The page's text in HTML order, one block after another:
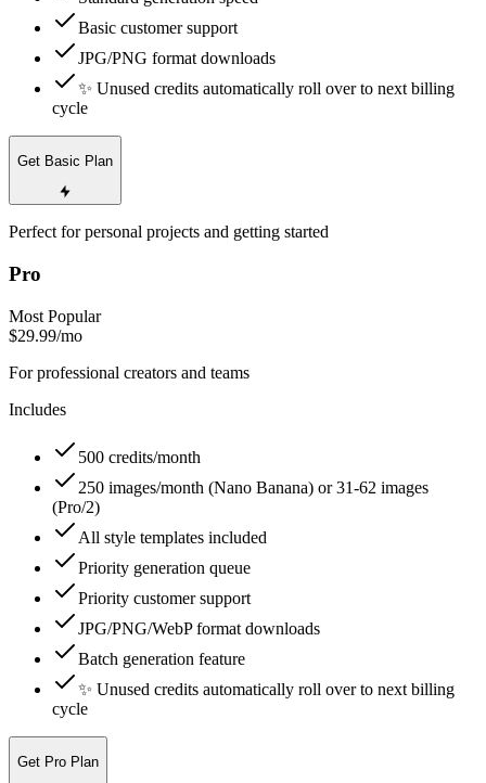
Basic customer support
JPG/PNG format downloads
✨ Unused credits automatically roll over to next billing
cycle
Get Basic Plan
Perfect for personal projects and getting started
Pro
Most Popular
$29.99/mo
For professional creators and teams
Includes
500 credits/month
250 images/month (Nano Banana) or 31-62 images
(Pro/2)
All style templates included
Priority generation queue
Priority customer support
JPG/PNG/WebP format downloads
Batch generation feature
✨ Unused credits automatically roll over to next billing
cycle
Get Pro Plan